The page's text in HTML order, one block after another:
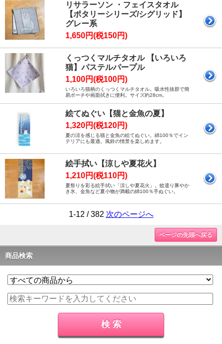
リサラーソン ・フェイスタオル
【ポタリーシリーズ/シグリッド】
グレー系
1,650円(税150円)
くっつくマルチタオル 【いろいろ
猫】パステルパープル
1,100円(税100円)
いろいろ猫柄のくっつくマルチタオル。吸水性抜群で簡
易ポーチや画面拭きに便利。サイズ約28cm。
絵てぬぐい【猫と金魚の夏】
1,320円(税120円)
夏の涼を感じる猫と金魚の絵てぬぐい。綿100％でイン
テリアにも最適。風鈴の情景を楽しめます。
絵手拭い【涼しや夏花火】
1,210円(税110円)
夏祭りを彩る絵手拭い「涼しや夏花火」。蚊遣り豚やか
き氷、金魚など夏小物が満載の綿100％手ぬぐい。
1-12 / 382 次のページへ
ページの先頭へ戻る
商品検索